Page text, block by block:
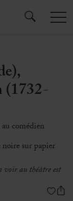
(1732-
comédien
noire sur papier
voir au théâtre est